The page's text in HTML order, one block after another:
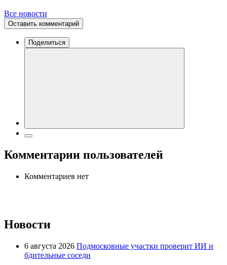
Все новости
Оставить комментарий
Поделиться
Комментарии пользователей
Комментариев нет
Новости
6 августа 2026 Подмосковные участки проверит ИИ и
бдительные соседи